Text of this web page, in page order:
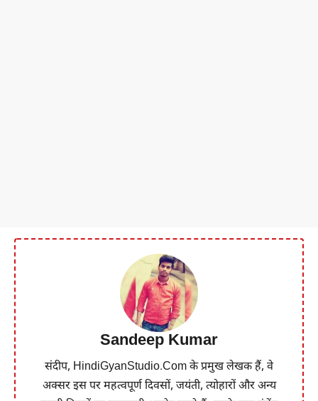
Sandeep Kumar
संदीप, HindiGyanStudio.Com के प्रमुख लेखक हैं, वे
अक्सर इस पर महत्वपूर्ण दिवसों, जयंती, त्योहारों और अन्य